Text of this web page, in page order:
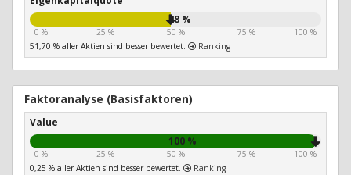
48 %
0 % 25 % 50 % 75 %
100 %
51,70 % aller Aktien sind besser bewertet.
Ranking
Faktoranalyse (Basisfaktoren)
Value
100 %
0 % 25 % 50 % 75 %
100 %
0,25 % aller Aktien sind besser bewertet.
Ranking